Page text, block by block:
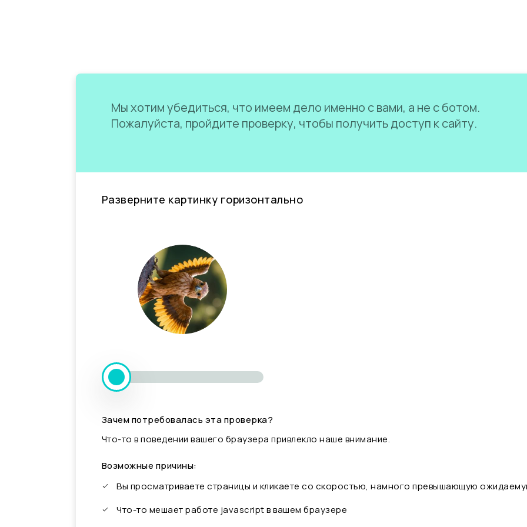
Мы хотим убедиться, что имеем дело именно с вами, а не с ботом.
Пожалуйста, пройдите проверку, чтобы получить доступ к сайту.
Разверните картинку горизонтально
Зачем потребовалась эта проверка?
Что-то в поведении вашего браузера привлекло наше внимание.
Возможные причины:
Вы просматриваете страницы и кликаете со скоростью, намного превышающую
Что-то мешает работе javascript в вашем браузере